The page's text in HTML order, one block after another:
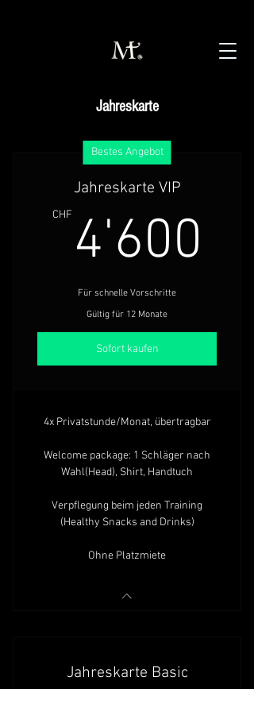
Jahreskarte
Bestes Angebot
Jahreskarte VIP
CHF 4'600
Für schnelle Vorschritte
Gültig für 12 Monate
Sofort kaufen
4x Privatstunde/Monat, übertragbar
Welcome package: 1 Schläger nach
Wahl(Head), Shirt, Handtuch
Verpflegung beim jeden Training
(Healthy Snacks and Drinks)
Ohne Platzmiete
Jahreskarte Basic